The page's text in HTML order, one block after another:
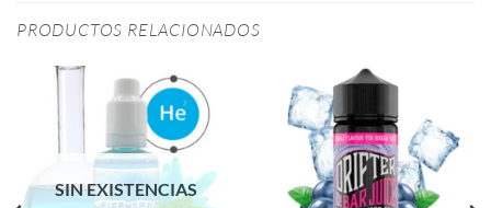
PRODUCTOS RELACIONADOS
SIN EXISTENCIAS